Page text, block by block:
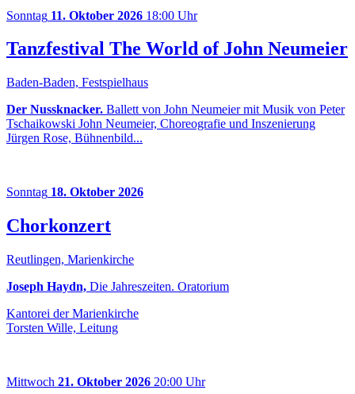
Sonntag 11. Oktober 2026 18:00 Uhr
Tanzfestival The World of John Neumeier
Baden-Baden, Festspielhaus
Der Nussknacker. Ballett von John Neumeier mit Musik von Peter
Tschaikowski John Neumeier, Choreografie und Inszenierung
Jürgen Rose, Bühnenbild...
Sonntag 18. Oktober 2026
Chorkonzert
Reutlingen, Marienkirche
Joseph Haydn, Die Jahreszeiten. Oratorium
Kantorei der Marienkirche
Torsten Wille, Leitung
Mittwoch 21. Oktober 2026 20:00 Uhr